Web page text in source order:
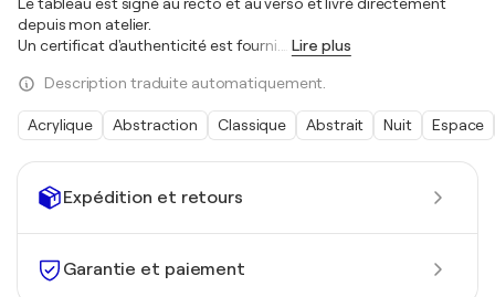
Expédition et retours
Garantie et paiement
Le tableau est signé au recto et au verso et livré directement
depuis mon atelier.
Un certificat d'authenticité est fourni.… Lire plus
Description traduite automatiquement.
Acrylique Abstraction Classique Abstrait Nuit Espace